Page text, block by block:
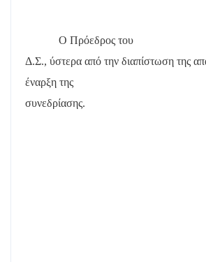
Ο Πρόεδρος του
Δ.Σ., ύστερα από την διαπίστωση της
έναρξη της
συνεδρίασης.